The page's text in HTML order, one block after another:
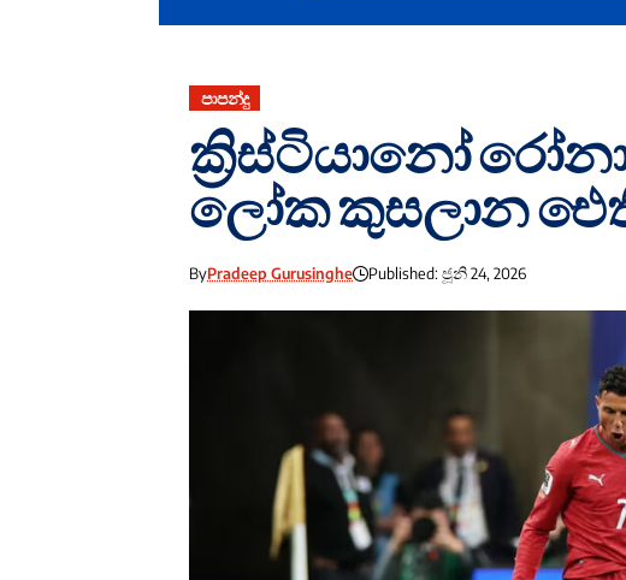
පාපන්දු
ක්‍රිස්ටියානෝ
ලෝක කුසලාන
ByPradeep Gurusinghe Published: ජූනි 24, 2026